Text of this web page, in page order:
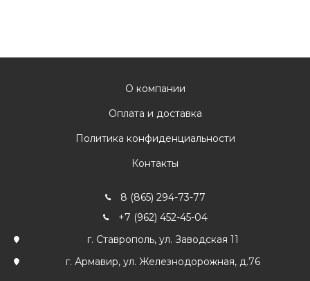
О компании
Оплата и доставка
Политика конфиденциальности
Контакты
8 (865) 294-73-77
+7 (962) 452-45-04
г. Ставрополь, ул. Заводская 11
г. Армавир, ул. Железнодорожная, д.76